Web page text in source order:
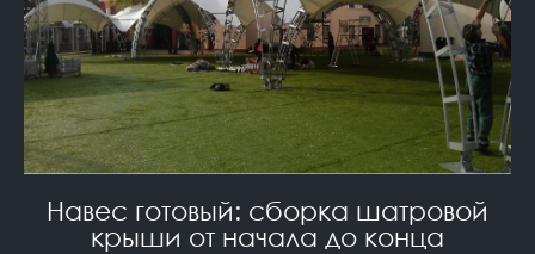
Навес готовый: сборка шатровой
крыши от начала до конца